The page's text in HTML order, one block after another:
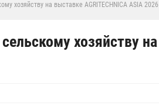
хозяйству на выставке AGRITECHNICA ASIA 2026
хозяйству на